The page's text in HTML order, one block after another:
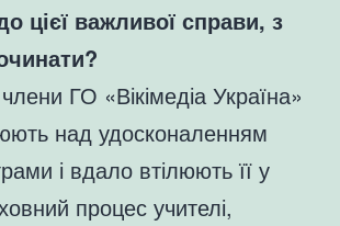
цієї важливої справи, з
ГО «Вікімедіа Україна»
над удосконаленням
і вдало втілюють її у
процес учителі,